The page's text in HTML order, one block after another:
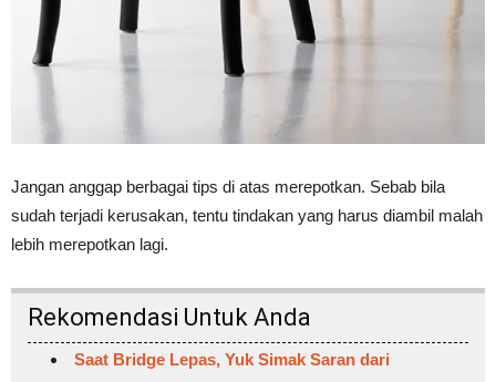
Jangan anggap berbagai tips di atas merepotkan. Sebab bila
sudah terjadi kerusakan, tentu tindakan yang harus diambil malah
lebih merepotkan lagi.
Rekomendasi Untuk Anda
Saat Bridge Lepas, Yuk Simak Saran dari